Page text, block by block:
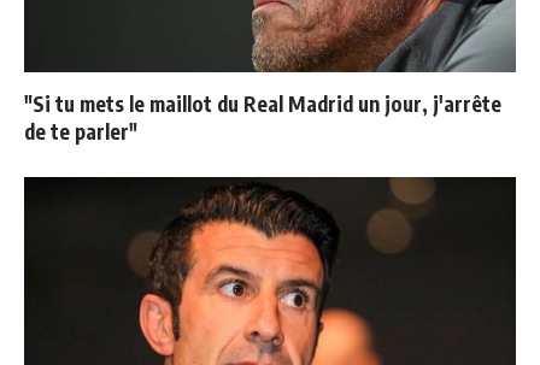
"Si tu mets le maillot du Real Madrid un jour, j'arrête
de te parler"